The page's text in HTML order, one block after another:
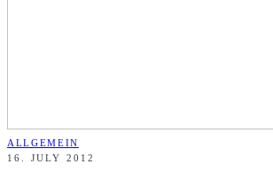
ALLGEMEIN
16. JULY 2012